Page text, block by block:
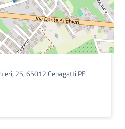
25, 65012 Cepagatti PE